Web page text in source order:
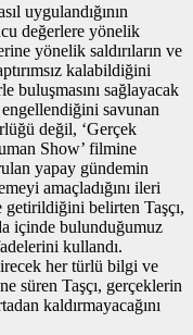
uygulandığının
değerlere yönelik
yönelik saldırıların ve
kalabildiğini
buluşmasını sağlayacak
savunan
değil, ‘Gerçek
Show’ filmine
yapay gündemin
amaçladığını ileri
getirildiğini belirten Taşçı,
içinde bulunduğumuz
kullandı.
her türlü bilgi ve
süren Taşçı, gerçeklerin
kaldırmayacağını